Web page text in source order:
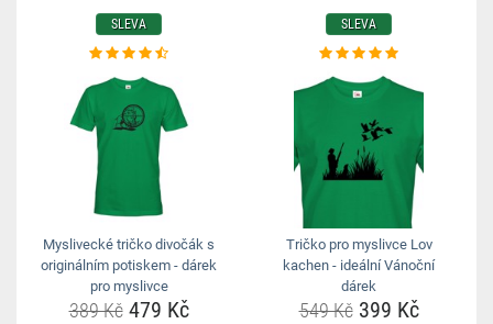
SLEVA
Myslivecké tričko divočák s
originálním potiskem - dárek
pro myslivce
389 Kč479 Kč
SLEVA
Tričko pro myslivce Lov
kachen - ideální Vánoční
dárek
549 Kč399 Kč